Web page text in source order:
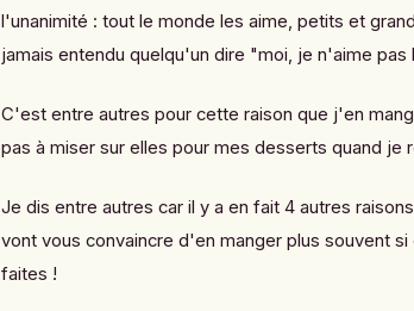
l'unanimité : tout le monde les aime, petits et
jamais entendu quelqu'un dire "moi, je n'aime pas
C'est entre autres pour cette raison que j'en
pas à miser sur elles pour mes desserts quand je
Je dis entre autres car il y a en fait 4 autres
vont vous convaincre d'en manger plus souvent
faites !